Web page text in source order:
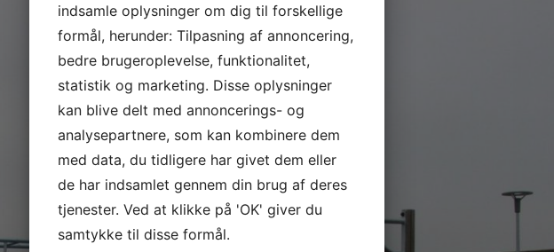
indsamle oplysninger om dig til forskellige
formål, herunder: Tilpasning af annoncering,
bedre brugeroplevelse, funktionalitet,
statistik og marketing. Disse oplysninger
kan blive delt med annoncerings- og
analysepartnere, som kan kombinere dem
med data, du tidligere har givet dem eller
de har indsamlet gennem din brug af deres
tjenester. Ved at klikke på 'OK' giver du
samtykke til disse formål.